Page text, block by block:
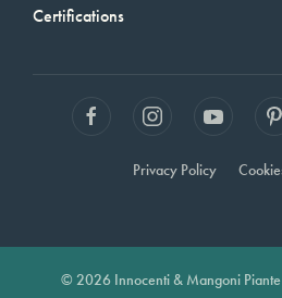
Certifications
Privacy Policy
© 2026 Innocenti & Mangoni Piante